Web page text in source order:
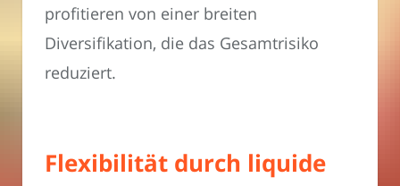
profitieren von einer breiten
Diversifikation, die das Gesamtrisiko
reduziert.
Flexibilität durch liquide